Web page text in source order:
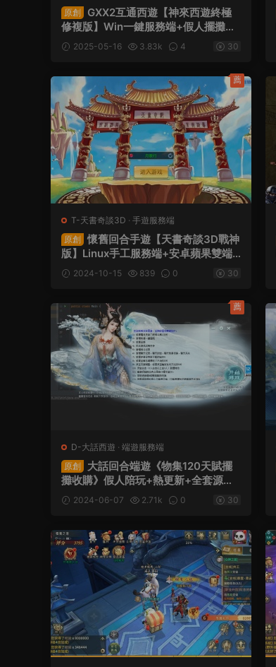
服務端
原創
GXX2互通西遊【神來西遊終極
修複版】Win一鍵服務端+假人擺攤
+假人陪玩+安卓蘋果PC三端+全套源
碼+視頻架設教程
2025-05-16 3.83k 4 30
T-天書奇談3D · 手遊服務端
原創
懷舊回合手遊【天書奇談3D戰神
版】Linux手工服務端+安卓蘋果雙端
+假人陪玩+GM授權後台+CDK後台
+視頻架設教程
2024-10-15 839 0 30
薦
D-大話西遊 · 端遊服務端
原創
大話回合端遊《物集120天賦擺
攤收購》假人陪玩+熱更新+全套源碼
+視頻架設教程
2024-06-07 2.71k 0 30
薦